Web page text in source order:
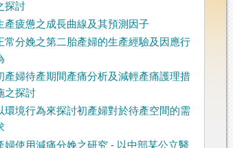
探討
產疲憊之成長曲線及其預測因子
常分娩之第二胎產婦的生產經驗及因應行
產婦待產期間產痛分析及減輕產痛護理措
之探討
環境行為來探討初產婦對於待產空間的需
婦使用減痛分娩之研究 - 以中部某公立醫